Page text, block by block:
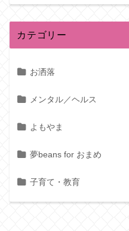
カテゴリー
お洒落
メンタル／ヘルス
よもやま
夢beans for おまめ
子育て・教育